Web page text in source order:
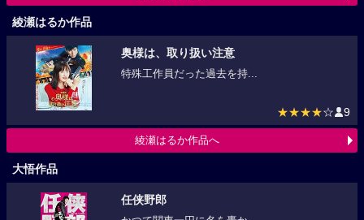
綾瀬はるか作品
奥様は、取り扱い注意
特殊工作員だった過去を持...
★★★★☆ 9
綾瀬はるか作品へ
大悟作品
任侠野郎